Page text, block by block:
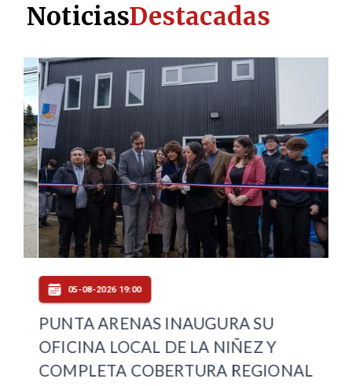
05-08-2026 19:00
PUNTA ARENAS INAUGURA SU
OFICINA LOCAL DE LA NIÑEZ Y
COMPLETA COBERTURA REGIONAL
NoticiasDestacadas